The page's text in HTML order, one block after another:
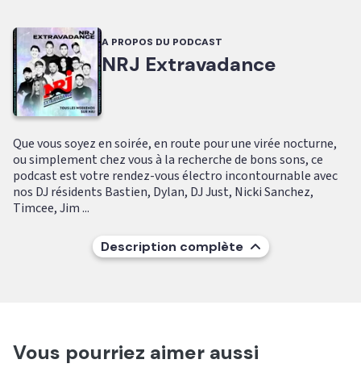
A PROPOS DU PODCAST
NRJ Extravadance
Que vous soyez en soirée, en route pour une virée nocturne,
ou simplement chez vous à la recherche de bons sons, ce
podcast est votre rendez-vous électro incontournable avec
nos DJ résidents Bastien, Dylan, DJ Just, Nicki Sanchez,
Timcee, Jim ...
Description complète
Vous pourriez aimer aussi